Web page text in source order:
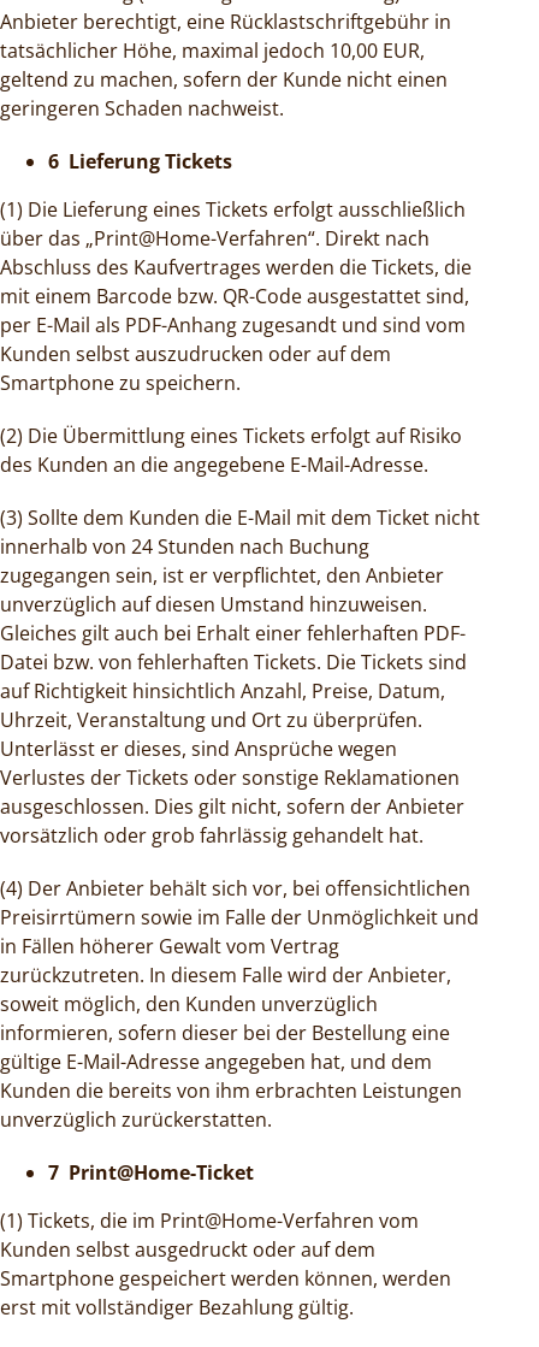
Anbieter berechtigt, eine Rücklastschriftgebühr in
tatsächlicher Höhe, maximal jedoch 10,00 EUR,
geltend zu machen, sofern der Kunde nicht einen
geringeren Schaden nachweist.
6 Lieferung Tickets
(1) Die Lieferung eines Tickets erfolgt ausschließlich
über das „Print@Home-Verfahren“. Direkt nach
Abschluss des Kaufvertrages werden die Tickets, die
mit einem Barcode bzw. QR-Code ausgestattet sind,
per E-Mail als PDF-Anhang zugesandt und sind vom
Kunden selbst auszudrucken oder auf dem
Smartphone zu speichern.
(2) Die Übermittlung eines Tickets erfolgt auf Risiko
des Kunden an die angegebene E-Mail-Adresse.
(3) Sollte dem Kunden die E-Mail mit dem Ticket nicht
innerhalb von 24 Stunden nach Buchung
zugegangen sein, ist er verpflichtet, den Anbieter
unverzüglich auf diesen Umstand hinzuweisen.
Gleiches gilt auch bei Erhalt einer fehlerhaften PDF-
Datei bzw. von fehlerhaften Tickets. Die Tickets sind
auf Richtigkeit hinsichtlich Anzahl, Preise, Datum,
Uhrzeit, Veranstaltung und Ort zu überprüfen.
Unterlässt er dieses, sind Ansprüche wegen
Verlustes der Tickets oder sonstige Reklamationen
ausgeschlossen. Dies gilt nicht, sofern der Anbieter
vorsätzlich oder grob fahrlässig gehandelt hat.
(4) Der Anbieter behält sich vor, bei offensichtlichen
Preisirrtümern sowie im Falle der Unmöglichkeit und
in Fällen höherer Gewalt vom Vertrag
zurückzutreten. In diesem Falle wird der Anbieter,
soweit möglich, den Kunden unverzüglich
informieren, sofern dieser bei der Bestellung eine
gültige E-Mail-Adresse angegeben hat, und dem
Kunden die bereits von ihm erbrachten Leistungen
unverzüglich zurückerstatten.
7 Print@Home-Ticket
(1) Tickets, die im Print@Home-Verfahren vom
Kunden selbst ausgedruckt oder auf dem
Smartphone gespeichert werden können, werden
erst mit vollständiger Bezahlung gültig.